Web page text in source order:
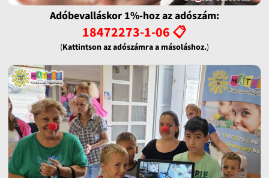
Adóbevalláskor 1%-hoz az adószám:
18472273-1-06 📋
(Kattintson az adószámra a másoláshoz.)